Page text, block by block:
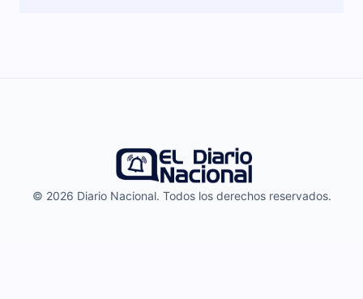
© 2026 Diario Nacional. Todos los derechos reservados.